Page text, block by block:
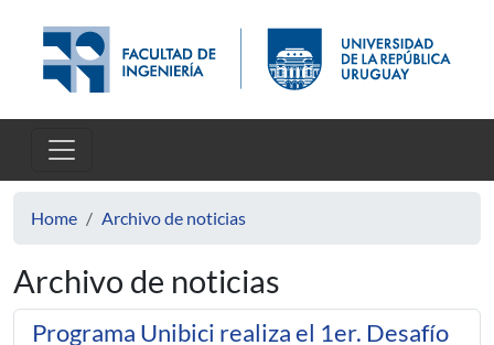
Home Archivo de noticias
Archivo de noticias
Programa Unibici realiza el 1er. Desafío